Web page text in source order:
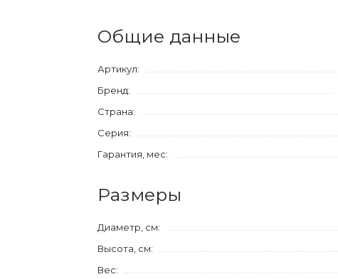
Общие данные
Артикул:
Бренд:
Страна:
Серия:
Гарантия, мес:
Размеры
Диаметр, см:
Высота, см:
Вес: